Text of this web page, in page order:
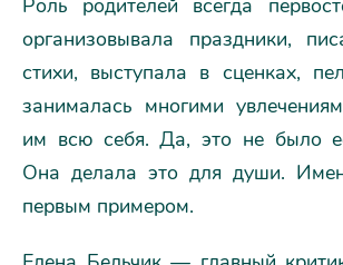
Роль родителей всегда
организовывала праздники,
стихи, выступала в сценках,
занималась многими
им всю себя. Да, это не было
Она делала это для души.
первым примером.